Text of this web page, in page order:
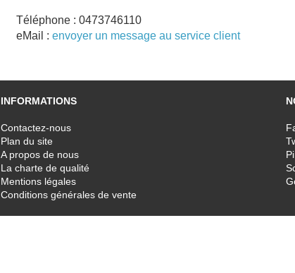
Téléphone : 0473746110
eMail : envoyer un message au service client
INFORMATIONS
Contactez-nous
Plan du site
A propos de nous
La charte de qualité
Mentions légales
Conditions générales de vente